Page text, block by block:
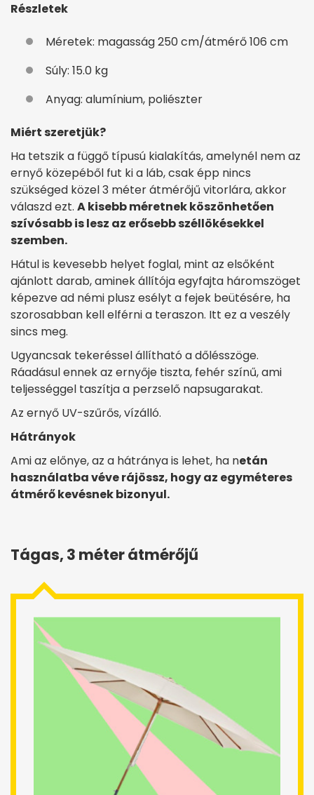
Részletek
Méretek: magasság 250 cm/átmérő 106 cm
Súly: 15.0 kg
Anyag: alumínium, poliészter
Miért szeretjük?
Ha tetszik a függő típusú kialakítás, amelynél nem az
ernyő közepéből fut ki a láb, csak épp nincs
szükséged közel 3 méter átmérőjű vitorlára, akkor
válaszd ezt. A kisebb méretnek köszönhetően
szívósabb is lesz az erősebb széllökésekkel
szemben.
Hátul is kevesebb helyet foglal, mint az elsőként
ajánlott darab, aminek állítója egyfajta háromszöget
képezve ad némi plusz esélyt a fejek beütésére, ha
szorosabban kell elférni a teraszon. Itt ez a veszély
sincs meg.
Ugyancsak tekeréssel állítható a dőlésszöge.
Ráadásul ennek az ernyője tiszta, fehér színű, ami
teljességgel taszítja a perzselő napsugarakat.
Az ernyő UV-szűrős, vízálló.
Hátrányok
Ami az előnye, az a hátránya is lehet, ha netán
használatba véve rájössz, hogy az egyméteres
átmérő kevésnek bizonyul.
Tágas, 3 méter átmérőjű